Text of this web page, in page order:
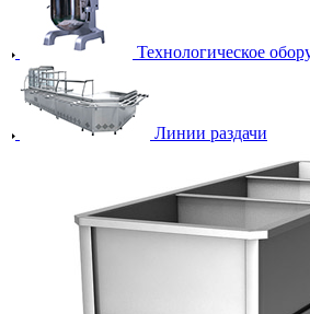
Технологическое
Линии раздачи